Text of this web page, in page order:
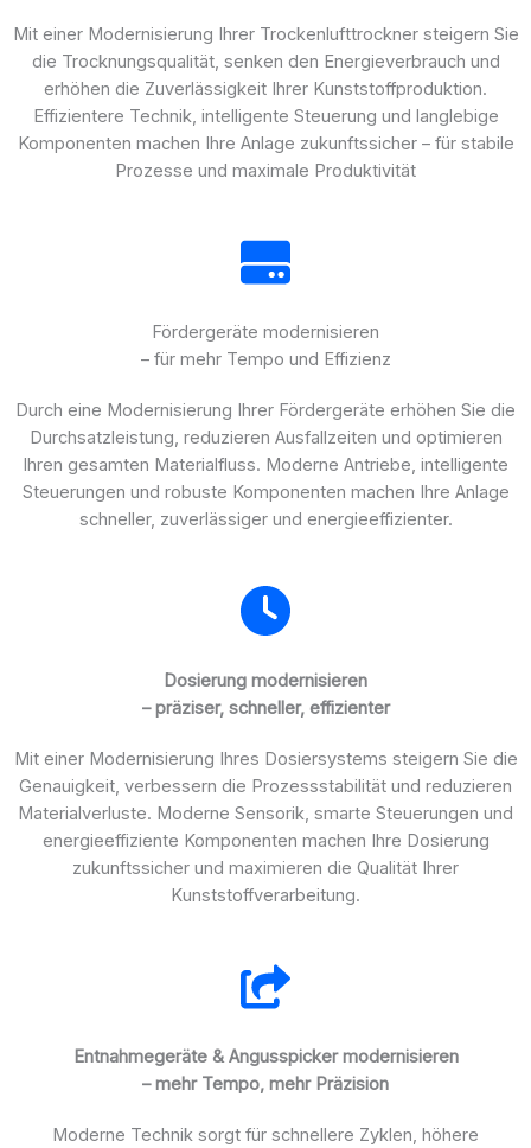
Mit einer Modernisierung Ihrer Trockenlufttrockner steigern Sie
die Trocknungsqualität, senken den Energieverbrauch und
erhöhen die Zuverlässigkeit Ihrer Kunststoffproduktion.
Effizientere Technik, intelligente Steuerung und langlebige
Komponenten machen Ihre Anlage zukunftssicher – für stabile
Prozesse und maximale Produktivität
Fördergeräte modernisieren
– für mehr Tempo und Effizienz
Durch eine Modernisierung Ihrer Fördergeräte erhöhen Sie die
Durchsatzleistung, reduzieren Ausfallzeiten und optimieren
Ihren gesamten Materialfluss. Moderne Antriebe, intelligente
Steuerungen und robuste Komponenten machen Ihre Anlage
schneller, zuverlässiger und energieeffizienter.
Dosierung modernisieren
– präziser, schneller, effizienter
Mit einer Modernisierung Ihres Dosiersystems steigern Sie die
Genauigkeit, verbessern die Prozessstabilität und reduzieren
Materialverluste. Moderne Sensorik, smarte Steuerungen und
energieeffiziente Komponenten machen Ihre Dosierung
zukunftssicher und maximieren die Qualität Ihrer
Kunststoffverarbeitung.
Entnahmegeräte & Angusspicker modernisieren
– mehr Tempo, mehr Präzision
Moderne Technik sorgt für schnellere Zyklen, höhere